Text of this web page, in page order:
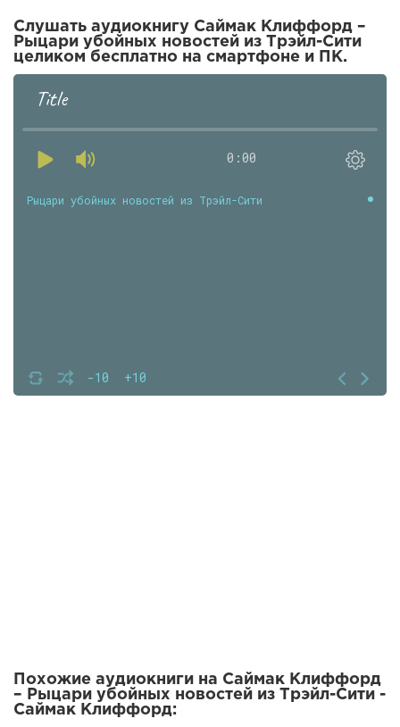
Слушать аудиокнигу Саймак Клиффорд –
Рыцари убойных новостей из Трэйл-Сити
целиком бесплатно на смартфоне и ПК.
Title
0:00
-10 +10
Рыцари убойных новостей из Трэйл-Сити
Похожие аудиокниги на Саймак Клиффорд
– Рыцари убойных новостей из Трэйл-Сити -
Саймак Клиффорд: